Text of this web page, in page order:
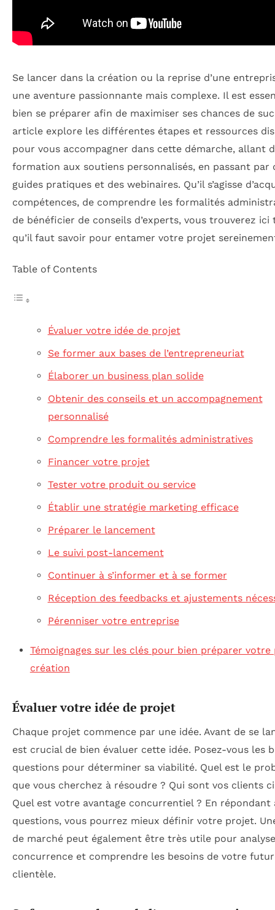
Se lancer dans la création ou la reprise d’une
une aventure passionnante mais complexe. Il est
bien se préparer afin de maximiser ses chances de
article explore les différentes étapes et ressources
pour vous accompagner dans cette démarche, allant
formation aux soutiens personnalisés, en passant par
guides pratiques et des webinaires. Qu’il s’agisse
compétences, de comprendre les formalités
de bénéficier de conseils d’experts, vous trouverez ici
qu’il faut savoir pour entamer votre projet
Table of Contents
Évaluer votre idée de projet
Se former aux bases de l’entrepreneuriat
Élaborer un business plan solide
Obtenir des conseils et un accompagnement
personnalisé
Comprendre les formalités administratives
Financer votre projet
Tester votre produit ou service
Établir une stratégie marketing efficace
Préparer le lancement
Le suivi post-lancement
Continuer à s’informer et à se former
Réception des feedbacks et ajustements
Pérenniser votre entreprise
Témoignages sur les clés pour bien préparer votre
création
Évaluer votre idée de projet
Chaque projet commence par une idée. Avant de se
est crucial de bien évaluer cette idée. Posez-vous les
questions pour déterminer sa viabilité. Quel est le
que vous cherchez à résoudre ? Qui sont vos clients
Quel est votre avantage concurrentiel ? En répondant
questions, vous pourrez mieux définir votre projet.
de marché peut également être très utile pour
concurrence et comprendre les besoins de votre
clientèle.